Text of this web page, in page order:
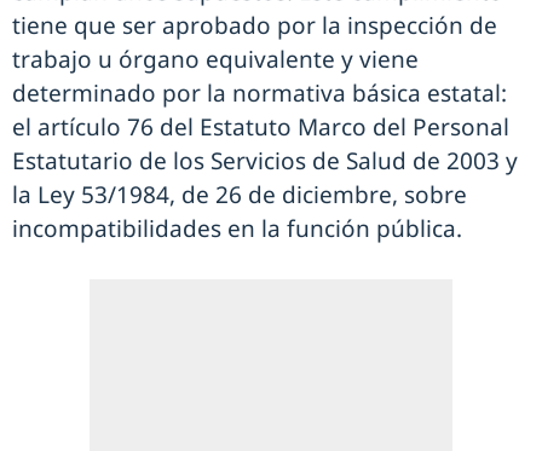
tiene que ser aprobado por la inspección de
trabajo u órgano equivalente y viene
determinado por la normativa básica estatal:
el artículo 76 del Estatuto Marco del Personal
Estatutario de los Servicios de Salud de 2003 y
la Ley 53/1984, de 26 de diciembre, sobre
incompatibilidades en la función pública.